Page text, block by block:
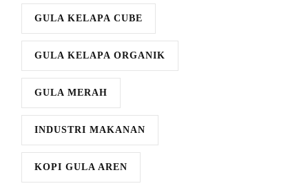
GULA KELAPA CUBE
GULA KELAPA ORGANIK
GULA MERAH
INDUSTRI MAKANAN
KOPI GULA AREN